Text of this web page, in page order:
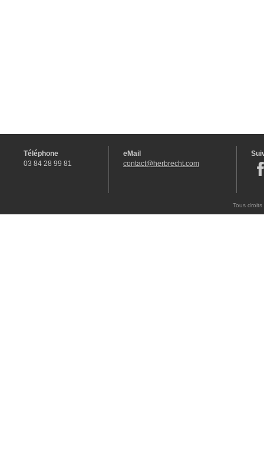
Téléphone
03 84 28 99 81
eMail
contact@herbrecht.com
Tous